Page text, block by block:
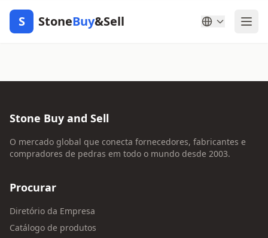
S StoneBuy&Sell
Stone Buy and Sell
O mercado global que conecta fornecedores, fabricantes e
compradores de pedras em todo o mundo desde 2003.
Procurar
Diretório da Empresa
Catálogo de produtos